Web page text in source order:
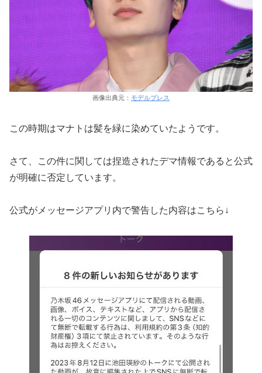
画像出典元： モデルプレス
この時期はマナトは髪を緑に染めていたようです。
さて、この件に関しては捏造されたデマ情報であると公式
が明確に否定しています。
公式がメッセージアプリ内で警告した内容はこちら↓